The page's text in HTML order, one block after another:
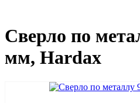
Сверло по
мм, Hardax